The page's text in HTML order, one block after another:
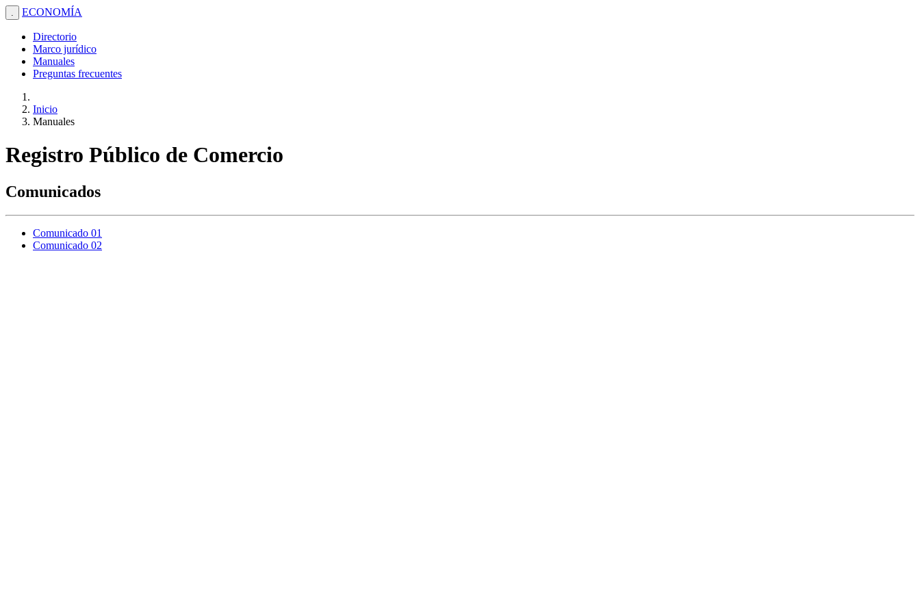
. ECONOMÍA
Directorio
Marco jurídico
Manuales
Preguntas frecuentes
Inicio
Manuales
Registro Público de Comercio
Comunicados
Comunicado 01
Comunicado 02